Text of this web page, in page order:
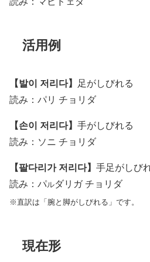
活用例
【발이 저리다】
足がしびれる
読み：パリ チョリダ
【손이 저리다】 手がしびれる
読み：ソニ チョリダ
【팔다리가 저리다】 手足がしび
読み：パルダリガ チョリダ
※直訳は「腕と脚がしびれる」です。
現在形